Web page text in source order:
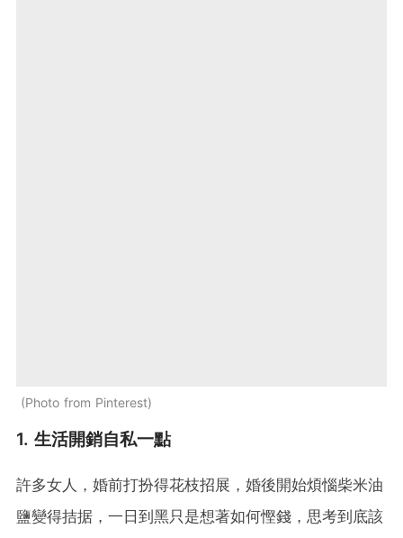
Photo from Pinterest
1. 生活開銷自私一點
許多女人，婚前打扮得花枝招展，婚後開始煩惱柴米油
鹽變得拮据，一日到黑只是想著如何慳錢，思考到底該